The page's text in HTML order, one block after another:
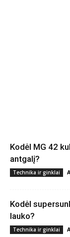
Kodėl MG 42
antgalį?
Technika ir ginklai
Kodėl
lauko?
Technika ir ginklai